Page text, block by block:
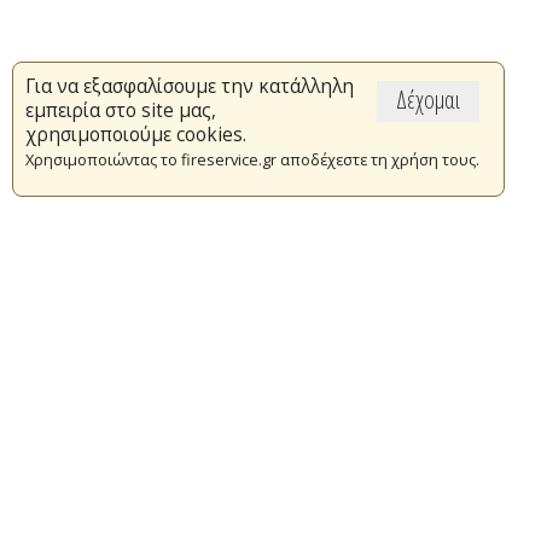
Δέχομαι
Για να εξασφαλίσουμε την κατάλληλη
εμπειρία στο site μας,
χρησιμοποιούμε cookies.
Χρησιμοποιώντας το fireservice.gr αποδέχεστε τη χρήση τους.